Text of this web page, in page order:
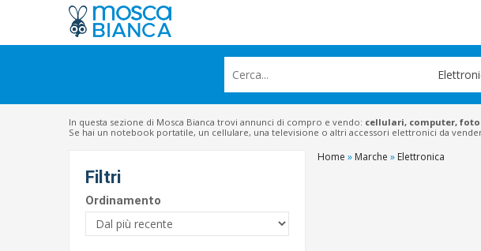
In questa sezione di Mosca Bianca trovi annunci di compro e vendo: cellulari, computer,
Se hai un notebook portatile, un cellulare, una televisione o altri accessori elettronici da
Filtri
Ordinamento
Home » Marche » Elettronica